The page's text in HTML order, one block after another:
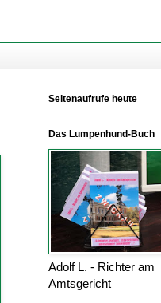
Seitenaufrufe heute
Das Lumpenhund-Buch
Adolf L. - Richter am
Amtsgericht